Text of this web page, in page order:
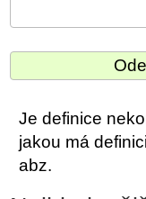
Je definice
jakou má
abz.